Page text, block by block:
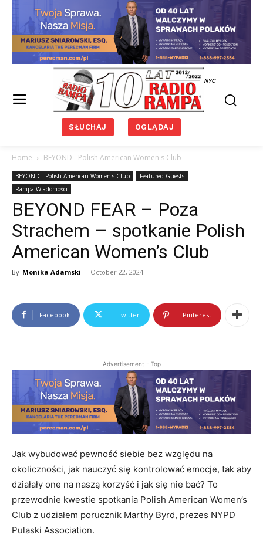
NYC
SŁUCHAJ OGLĄDAJ
Home BEYOND - Polish American Women's Club
BEYOND - Polish American Women's Club
Featured Guests
Rampa Wiadomości
BEYOND FEAR – Poza
Strachem – spotkanie Polish
American Women’s Club
By Monika Adamski - October 22, 2024
Facebook Twitter Pinterest
Advertisement - Top
Jak wybudować pewność siebie bez względu na
okoliczności, jak nauczyć się kontrolować emocje, tak aby
działały one na naszą korzyść i jak się nie bać? To
przewodnie kwestie spotkania Polish American Women’s
Club z udziałem porucznik Marthy Byrd, prezes NYPD
Pulaski Association.